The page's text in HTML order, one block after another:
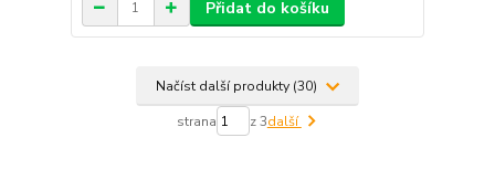
Přidat do košíku
Načíst další produkty (30)
strana z 3další